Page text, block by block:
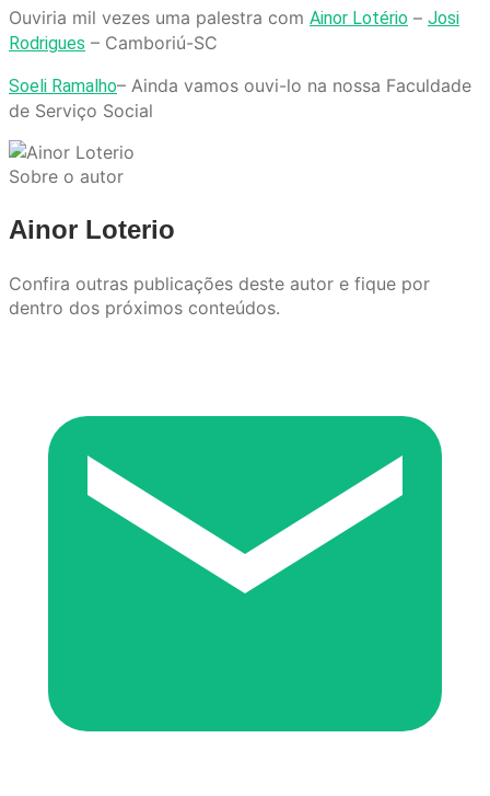
Ouviria mil vezes uma palestra com Ainor Lotério – Josi
Rodrigues – Camboriú-SC
Soeli Ramalho– Ainda vamos ouvi-lo na nossa Faculdade
de Serviço Social
Sobre o autor
Ainor Loterio
Confira outras publicações deste autor e fique por
dentro dos próximos conteúdos.